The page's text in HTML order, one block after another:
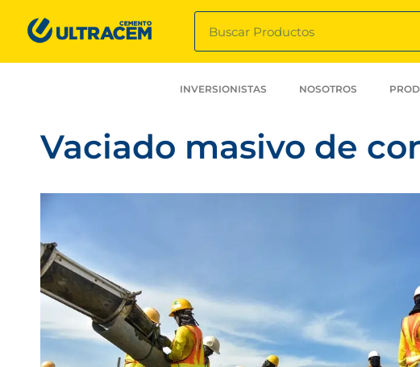
INVERSIONISTAS NOSOTROS
Vaciado masivo de